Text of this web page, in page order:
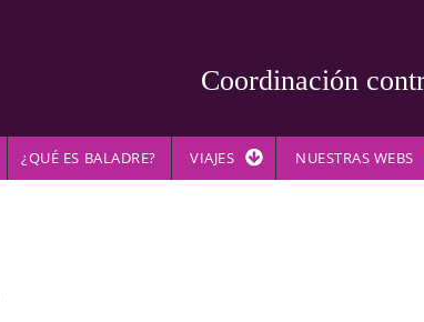
Coordinación
¿QUÉ ES BALADRE? VIAJES NUESTRAS WEBS